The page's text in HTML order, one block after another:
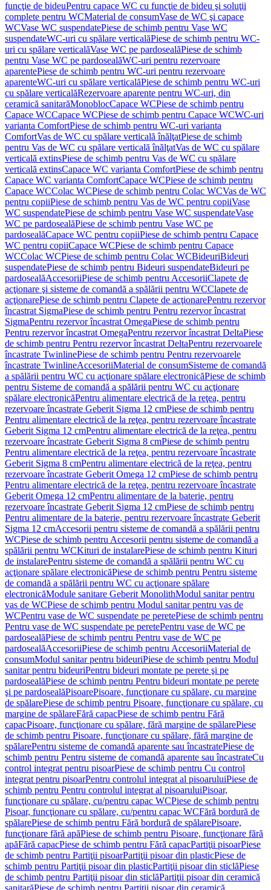
funcţie de bideuPentru capace WC cu funcţie de bideu şi soluţii
complete pentru WCMaterial de consumVase de WC şi capace
WCVase WC suspendatePiese de schimb pentru Vase WC
suspendateWC-uri cu spălare verticalăPiese de schimb pentru WC-
uri cu spălare verticalăVase WC pe pardosealăPiese de schimb
pentru Vase WC pe pardosealăWC-uri pentru rezervoare
aparentePiese de schimb pentru WC-uri pentru rezervoare
aparenteWC-uri cu spălare verticalăPiese de schimb pentru WC-uri
cu spălare verticalăRezervoare aparente pentru WC-uri, din
ceramică sanitarăMonoblocCapace WCPiese de schimb pentru
Capace WCCapace WCPiese de schimb pentru Capace WCWC-uri
varianta ComfortPiese de schimb pentru WC-uri varianta
ComfortVas de WC cu spălare verticală înălţatPiese de schimb
pentru Vas de WC cu spălare verticală înălţatVas de WC cu spălare
verticală extinsPiese de schimb pentru Vas de WC cu spălare
verticală extinsCapace WC varianta ComfortPiese de schimb pentru
Capace WC varianta ComfortCapace WCPiese de schimb pentru
Capace WCColac WCPiese de schimb pentru Colac WCVas de WC
pentru copiiPiese de schimb pentru Vas de WC pentru copiiVase
WC suspendatePiese de schimb pentru Vase WC suspendateVase
WC pe pardosealăPiese de schimb pentru Vase WC pe
pardosealăCapace WC pentru copiiPiese de schimb pentru Capace
WC pentru copiiCapace WCPiese de schimb pentru Capace
WCColac WCPiese de schimb pentru Colac WCBideuriBideuri
suspendatePiese de schimb pentru Bideuri suspendateBideuri pe
pardosealăAccesoriiPiese de schimb pentru AccesoriiClapete de
acţionare şi sisteme de comandă a spălării pentru WCClapete de
acţionarePiese de schimb pentru Clapete de acţionarePentru rezervor
încastrat SigmaPiese de schimb pentru Pentru rezervor încastrat
SigmaPentru rezervor încastrat OmegaPiese de schimb pentru
Pentru rezervor încastrat OmegaPentru rezervor încastrat DeltaPiese
de schimb pentru Pentru rezervor încastrat DeltaPentru rezervoarele
încastrate TwinlinePiese de schimb pentru Pentru rezervoarele
încastrate TwinlineAccesoriiMaterial de consumSisteme de comandă
a spălării pentru WC cu acţionare spălare electronicăPiese de schimb
pentru Sisteme de comandă a spălării pentru WC cu acţionare
spălare electronicăPentru alimentare electrică de la reţea, pentru
rezervoare încastrate Geberit Sigma 12 cmPiese de schimb pentru
Pentru alimentare electrică de la reţea, pentru rezervoare încastrate
Geberit Sigma 12 cmPentru alimentare electrică de la reţea, pentru
rezervoare încastrate Geberit Sigma 8 cmPiese de schimb pentru
Pentru alimentare electrică de la reţea, pentru rezervoare încastrate
Geberit Sigma 8 cmPentru alimentare electrică de la reţea, pentru
rezervoare încastrate Geberit Omega 12 cmPiese de schimb pentru
Pentru alimentare electrică de la reţea, pentru rezervoare încastrate
Geberit Omega 12 cmPentru alimentare de la baterie, pentru
rezervoare încastrate Geberit Sigma 12 cmPiese de schimb pentru
Pentru alimentare de la baterie, pentru rezervoare încastrate Geberit
Sigma 12 cmAccesorii pentru sisteme de comandă a spălării pentru
WCPiese de schimb pentru Accesorii pentru sisteme de comandă a
spălării pentru WCKituri de instalarePiese de schimb pentru Kituri
de instalarePentru sisteme de comandă a spălării pentru WC cu
acţionare spălare electronicăPiese de schimb pentru Pentru sisteme
de comandă a spălării pentru WC cu acţionare spălare
electronicăModule sanitare Geberit MonolithModul sanitar pentru
vas de WCPiese de schimb pentru Modul sanitar pentru vas de
WCPentru vase de WC suspendate pe peretePiese de schimb pentru
Pentru vase de WC suspendate pe peretePentru vase de WC pe
pardosealăPiese de schimb pentru Pentru vase de WC pe
pardosealăAccesoriiPiese de schimb pentru AccesoriiMaterial de
consumModul sanitar pentru bideuriPiese de schimb pentru Modul
sanitar pentru bideuriPentru bideuri montate pe perete şi pe
pardosealăPiese de schimb pentru Pentru bideuri montate pe perete
şi pe pardosealăPisoarePisoare, funcţionare cu spălare, cu margine
de spălarePiese de schimb pentru Pisoare, funcţionare cu spălare, cu
margine de spălareFără capacPiese de schimb pentru Fără
capacPisoare, funcţionare cu spălare, fără margine de spălarePiese
de schimb pentru Pisoare, funcţionare cu spălare, fără margine de
spălarePentru sisteme de comandă aparente sau încastratePiese de
schimb pentru Pentru sisteme de comandă aparente sau încastrateCu
control integrat pentru pisoarPiese de schimb pentru Cu control
integrat pentru pisoarPentru controlul integrat al pisoaruluiPiese de
schimb pentru Pentru controlul integrat al pisoaruluiPisoar,
funcţionare cu spălare, cu/pentru capac WCPiese de schimb pentru
Pisoar, funcţionare cu spălare, cu/pentru capac WCFără bordură de
spălarePiese de schimb pentru Fără bordură de spălarePisoare,
funcţionare fără apăPiese de schimb pentru Pisoare, funcţionare fără
apăFără capacPiese de schimb pentru Fără capacPartiţii pisoarPiese
de schimb pentru Partiţii pisoarPartiţii pisoar din plasticPiese de
schimb pentru Partiţii pisoar din plasticPartiţii pisoar din sticlăPiese
de schimb pentru Partiţii pisoar din sticlăPartiţii pisoar din ceramică
sanitarăPiese de schimb pentru Partiţii pisoar din ceramică